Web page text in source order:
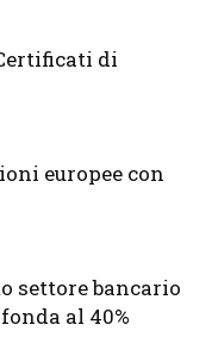
di
europee con
settore bancario
al 40%